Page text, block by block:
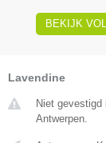
BEKIJK
Lavendine
Niet
Antwerpen.